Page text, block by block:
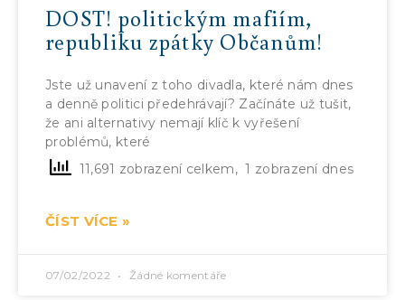
DOST! politickým mafiím,
republiku zpátky Občanům!
Jste už unavení z toho divadla, které nám dnes
a denně politici předehrávají? Začínáte už tušit,
že ani alternativy nemají klíč k vyřešení
problémů, které
11,691 zobrazení celkem, 1 zobrazení dnes
ČÍST VÍCE »
07/02/2022 Žádné komentáře